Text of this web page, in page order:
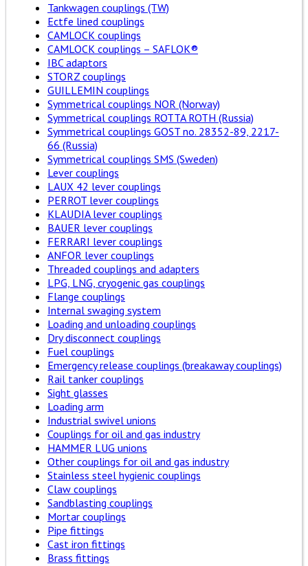
Tankwagen couplings (TW)
Ectfe lined couplings
CAMLOCK couplings
CAMLOCK couplings – SAFLOK®
IBC adaptors
STORZ couplings
GUILLEMIN couplings
Symmetrical couplings NOR (Norway)
Symmetrical couplings ROTTA ROTH (Russia)
Symmetrical couplings GOST no. 28352-89, 2217-
66 (Russia)
Symmetrical couplings SMS (Sweden)
Lever couplings
LAUX 42 lever couplings
PERROT lever couplings
KLAUDIA lever couplings
BAUER lever couplings
FERRARI lever couplings
ANFOR lever couplings
Threaded couplings and adapters
LPG, LNG, cryogenic gas couplings
Flange couplings
Internal swaging system
Loading and unloading couplings
Dry disconnect couplings
Fuel couplings
Emergency release couplings (breakaway couplings)
Rail tanker couplings
Sight glasses
Loading arm
Industrial swivel unions
Couplings for oil and gas industry
HAMMER LUG unions
Other couplings for oil and gas industry
Stainless steel hygienic couplings
Claw couplings
Sandblasting couplings
Mortar couplings
Pipe fittings
Cast iron fittings
Brass fittings